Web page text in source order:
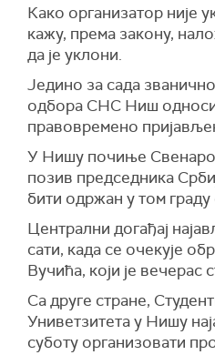
Како организатор није
кажу, према закону,
да је уклони.
Једино за сада
одбора СНС Ниш односи
правовремено
У Нишу почиње
позив председника
бити одржан у том
Централни догађај
сати, када се очекује
Вучића, који је вечерас
Са друге стране,
Униветзитета у Нишу
суботу организовати